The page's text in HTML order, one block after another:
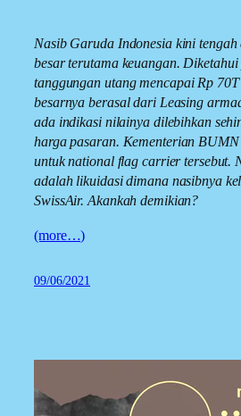
Nasib Garuda Indonesia kini
besar terutama keuangan.
tanggungan utang mencapai Rp
besarnya berasal dari Leasing
ada indikasi nilainya dilebihkan
harga pasaran. Kementerian
untuk national flag carrier tersebut.
adalah likuidasi dimana nasibnya
SwissAir. Akankah demikian?
(more…)
09/06/2021